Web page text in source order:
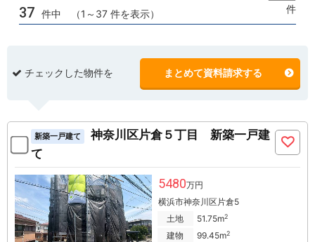
37 件中 （1～37 件を表示）
件
チェックした物件を まとめて資料請求する
新築一戸建て
神奈川区片倉５丁目 新築一戸建
て
5480万円
横浜市神奈川区片倉5
土地
51.75m2
建物 99.45m2